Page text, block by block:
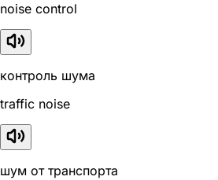
noise control
контроль шума
traffic noise
шум от транспорта